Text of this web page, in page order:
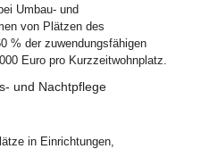
Umbau- und
von Plätzen des
% der zuwendungsfähigen
Euro pro Kurzzeitwohnplatz.
und Nachtpflege
in Einrichtungen,